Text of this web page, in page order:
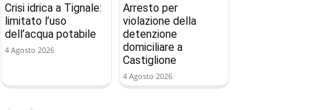
Crisi idrica a Tignale:
limitato l’uso
dell’acqua potabile
4 Agosto 2026
Arresto per
violazione della
detenzione
domiciliare a
Castiglione
4 Agosto 2026